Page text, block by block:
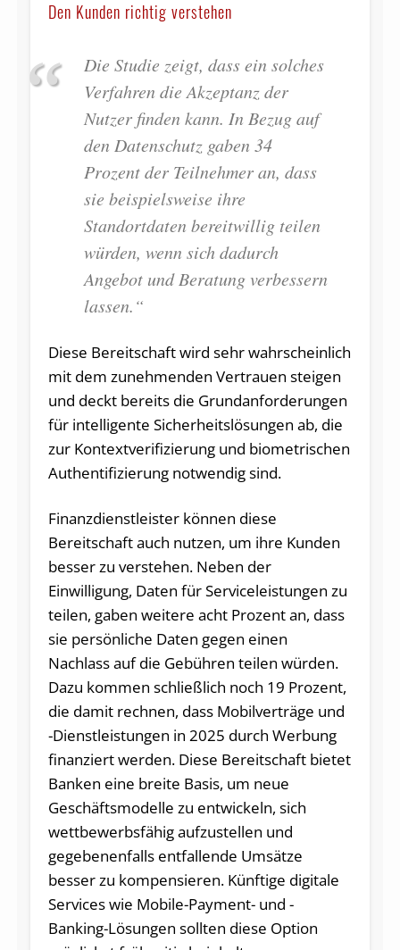
Den Kunden richtig verstehen
Die Studie zeigt, dass ein solches
Verfahren die Akzeptanz der
Nutzer finden kann. In Bezug auf
den Datenschutz gaben 34
Prozent der Teilnehmer an, dass
sie beispielsweise ihre
Standortdaten bereitwillig teilen
würden, wenn sich dadurch
Angebot und Beratung verbessern
lassen.“
Diese Bereitschaft wird sehr wahrscheinlich
mit dem zunehmenden Vertrauen steigen
und deckt bereits die Grundanforderungen
für intelligente Sicherheitslösungen ab, die
zur Kontextverifizierung und biometrischen
Authentifizierung notwendig sind.
Finanzdienstleister können diese
Bereitschaft auch nutzen, um ihre Kunden
besser zu verstehen. Neben der
Einwilligung, Daten für Serviceleistungen zu
teilen, gaben weitere acht Prozent an, dass
sie persönliche Daten gegen einen
Nachlass auf die Gebühren teilen würden.
Dazu kommen schließlich noch 19 Prozent,
die damit rechnen, dass Mobilverträge und
-Dienstleistungen in 2025 durch Werbung
finanziert werden. Diese Bereitschaft bietet
Banken eine breite Basis, um neue
Geschäftsmodelle zu entwickeln, sich
wettbewerbsfähig aufzustellen und
gegebenenfalls entfallende Umsätze
besser zu kompensieren. Künftige digitale
Services wie Mobile-Payment- und -
Banking-Lösungen sollten diese Option